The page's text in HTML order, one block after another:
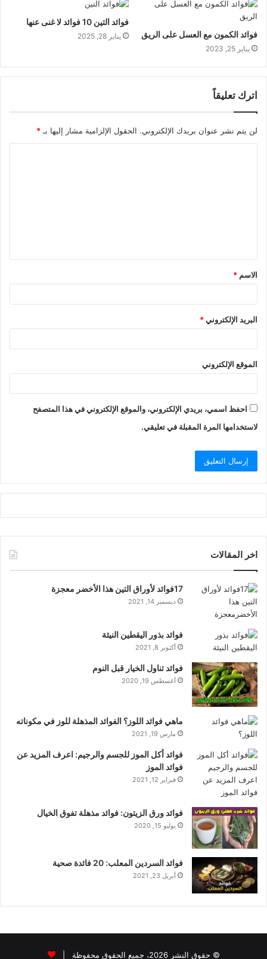
فوائد الكمون مع العسل على الريق
يناير 25, 2023
فوائد التين 10 فوائد لا غنى عنها
يناير 28, 2025
اترك تعليقاً
لن يتم نشر عنوان بريدك الإلكتروني. الحقول الإلزامية مشار إليها بـ *
ق
*
الاسم *
البريد الإلكتروني*
الموقع الإلكتروني
احفظ اسمي، بريدي الإلكتروني، والموقع الإلكتروني في هذا المتصفح
لاستخدامها المرة المقبلة في تعليقي.
اخر المقالات
17فوائد لأوراق التين هذا الأخضر معجزة
ديسمبر 14, 2021
فوائد بذور اليقطين النيئة
أكتوبر 8, 2021
فوائد تناول الخيار قبل النوم
أغسطس 19, 2020
ماهي فوائد اللوز؟ الفوائد المذهلة للوز في مكوناته
مارس 19, 2021
فوائد أكل الموز للجسم والرجيم: اعرف المزيد عن
فوائد الموز
فبراير 12, 2021
فوائد ورق الزيتون: فوائد مذهلة تفوق الخيال
يوليو 15, 2020
فوائد السردين المعلب: 20 فائدة صحية
أبريل 23, 2021
© حقوق النشر 2026، جميع الحقوق محفوظة |